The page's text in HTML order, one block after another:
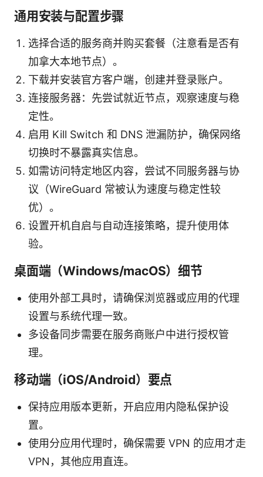
通用安装与配置步骤
选择合适的服务商并购买套餐（注意看是否有
加拿大本地节点）。
下载并安装官方客户端，创建并登录账户。
连接服务器：先尝试就近节点，观察速度与稳
定性。
启用 Kill Switch 和 DNS 泄漏防护，确保网络
切换时不暴露真实信息。
如需访问特定地区内容，尝试不同服务器与协
议（WireGuard 常被认为速度与稳定性较
优）。
设置开机自启与自动连接策略，提升使用体
验。
桌面端（Windows/macOS）细节
使用外部工具时，请确保浏览器或应用的代理
设置与系统代理一致。
多设备同步需要在服务商账户中进行授权管
理。
移动端（iOS/Android）要点
保持应用版本更新，开启应用内隐私保护设
置。
使用分应用代理时，确保需要 VPN 的应用才走
VPN，其他应用直连。